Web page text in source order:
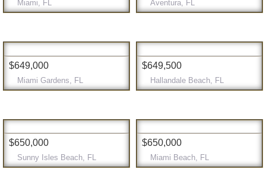
Miami, FL Aventura, FL
$649,000
Miami Gardens, FL
$649,500
Hallandale Beach, FL
$650,000
Sunny Isles Beach, FL
$650,000
Miami Beach, FL